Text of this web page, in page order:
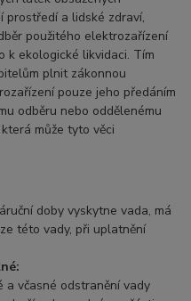
prostředí a lidské zdraví,
použitého elektrozařízení
k ekologické likvidaci. Tím
plnit zákonnou
pouze jeho předáním
odběru nebo oddělenému
může tyto věci
doby vyskytne vada, má
této vady, při uplatnění
a včasné odstranění vady